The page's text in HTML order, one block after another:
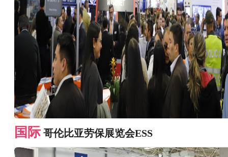
国际 哥伦比亚劳保展览会ESS